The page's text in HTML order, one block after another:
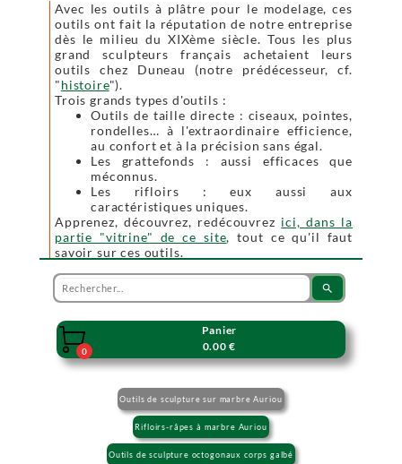
Avec les outils à plâtre pour le modelage, ces
outils ont fait la réputation de notre entreprise
dès le milieu du XIXème siècle. Tous les plus
grand sculpteurs français achetaient leurs
outils chez Duneau (notre prédécesseur, cf.
"histoire").
Trois grands types d'outils :
Outils de taille directe : ciseaux, pointes,
rondelles… à l'extraordinaire efficience,
au confort et à la précision sans égal.
Les grattefonds : aussi efficaces que
méconnus.
Les rifloirs : eux aussi aux
caractéristiques uniques.
Apprenez, découvrez, redécouvrez ici, dans la
partie "vitrine" de ce site, tout ce qu'il faut
savoir sur ces outils.
search

0
Panier
0.00 €
Outils de sculpture sur marbre Auriou
Rifloirs-râpes à marbre Auriou
Outils de sculpture octogonaux corps galbé